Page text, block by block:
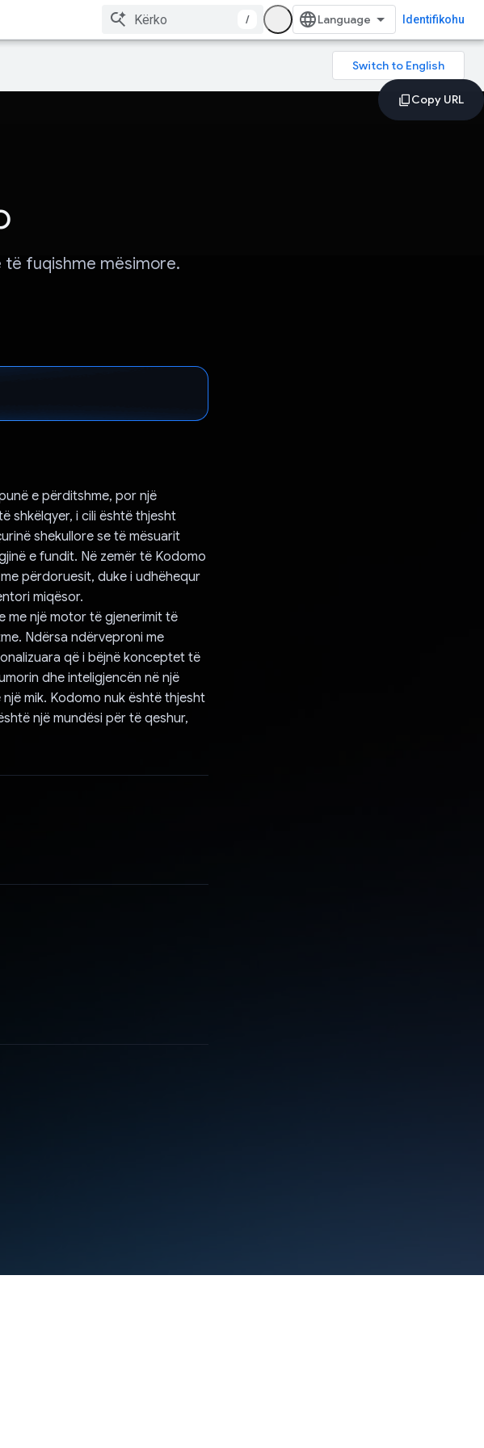
/ Identifikohu
të fuqishme mësimore.
e përditshme, por një
shkëlqyer, i cili është thjesht
shekullore se të mësuarit
e fundit. Në zemër të Kodomo
përdoruesit, duke i udhëhequr
miqësor.
me një motor të gjenerimit të
Ndërsa ndërveproni me
që i bëjnë konceptet të
dhe inteligjencën në një
mik. Kodomo nuk është thjesht
një mundësi për të qeshur,